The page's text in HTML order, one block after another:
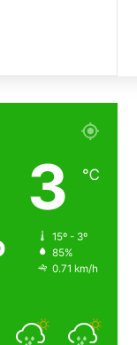
3 ℃
15º - 3º
85%
0.71 km/h